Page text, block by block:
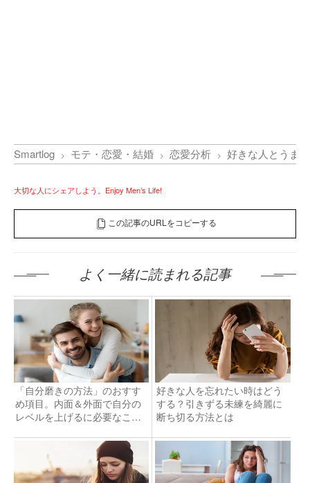
Smartlog モテ・恋愛・結婚 恋愛分析 好きな人とうま
大切な人にシェアしよう。Enjoy Men’s Life!
この記事のURLをコピーする
よく一緒に読まれる記事
「自分磨きの方法」のおすす
め項目。内面＆外面で自分の
レベルを上げるに必要なこと
好きな人を忘れたい時はどう
する？引きずる未練を綺麗に
断ち切る方法とは